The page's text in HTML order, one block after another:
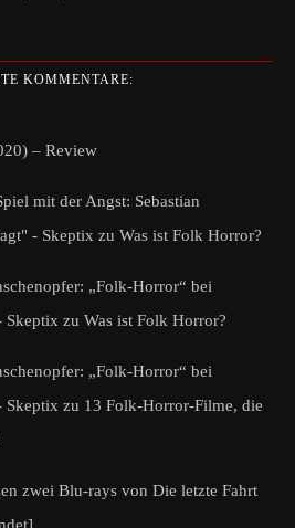
KOMMENTARE:
– Review
mit der Angst: Sebastian
- Skeptix zu Was ist Folk Horror?
„Folk-Horror“ bei
Skeptix zu Was ist Folk Horror?
„Folk-Horror“ bei
Skeptix zu 13 Folk-Horror-Filme, die
zwei Blu-rays von Die letzte Fahrt